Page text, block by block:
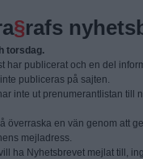
§rafs
torsdag.
har publicerat och en del
publiceras på sajten.
inte ut prenumerantlistan till
överraska en vän genom att
mejladress.
ha Nyhetsbrevet mejlat till,